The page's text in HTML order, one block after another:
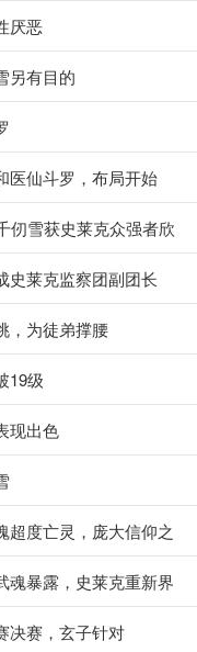
厌恶
另有目的
医仙斗罗，布局开始
仞雪获史莱克众强者欣
史莱克监察团副团长
，为徒弟撑腰
19级
现出色
超度亡灵，庞大信仰之
魂暴露，史莱克重新界
决赛，玄子针对